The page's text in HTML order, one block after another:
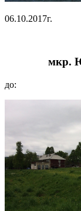
06.10.2017г.
мкр.
до: